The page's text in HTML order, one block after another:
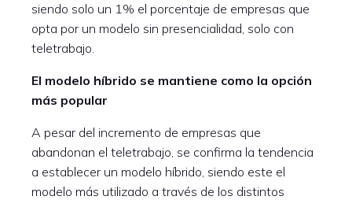
siendo solo un 1% el porcentaje de empresas que
opta por un modelo sin presencialidad, solo con
teletrabajo.
El modelo híbrido se mantiene como la opción
más popular
A pesar del incremento de empresas que
abandonan el teletrabajo, se confirma la tendencia
a establecer un modelo híbrido, siendo este el
modelo más utilizado a través de los distintos